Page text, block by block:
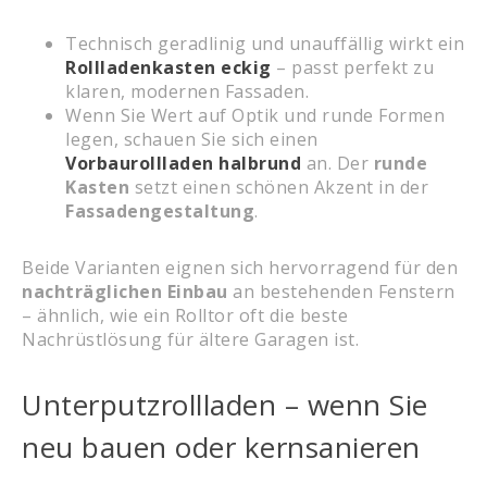
Technisch geradlinig und unauffällig wirkt ein
Rollladenkasten eckig – passt perfekt zu
klaren, modernen Fassaden.
Wenn Sie Wert auf Optik und runde Formen
legen, schauen Sie sich einen
Vorbaurollladen halbrund an. Der runde
Kasten setzt einen schönen Akzent in der
Fassadengestaltung.
Beide Varianten eignen sich hervorragend für den
nachträglichen Einbau an bestehenden Fenstern
– ähnlich, wie ein Rolltor oft die beste
Nachrüstlösung für ältere Garagen ist.
Unterputzrollladen – wenn Sie
neu bauen oder kernsanieren